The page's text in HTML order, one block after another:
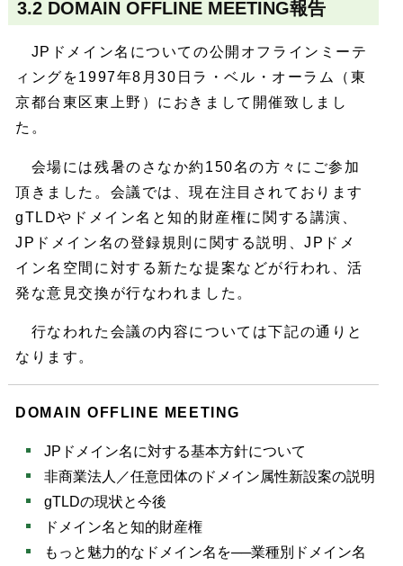
る
3.2 DOMAIN OFFLINE MEETING報告
JPドメイン名についての公開オフラインミーテ
ィングを1997年8月30日ラ・ベル・オーラム（東
京都台東区東上野）におきまして開催致しまし
た。
会場には残暑のさなか約150名の方々にご参加
頂きました。会議では、現在注目されております
gTLDやドメイン名と知的財産権に関する講演、
JPドメイン名の登録規則に関する説明、JPドメ
イン名空間に対する新たな提案などが行われ、活
発な意見交換が行なわれました。
行なわれた会議の内容については下記の通りと
なります。
DOMAIN OFFLINE MEETING
JPドメイン名に対する基本方針について
非商業法人／任意団体のドメイン属性新設案の説明
gTLDの現状と今後
ドメイン名と知的財産権
もっと魅力的なドメイン名を──業種別ドメイン名